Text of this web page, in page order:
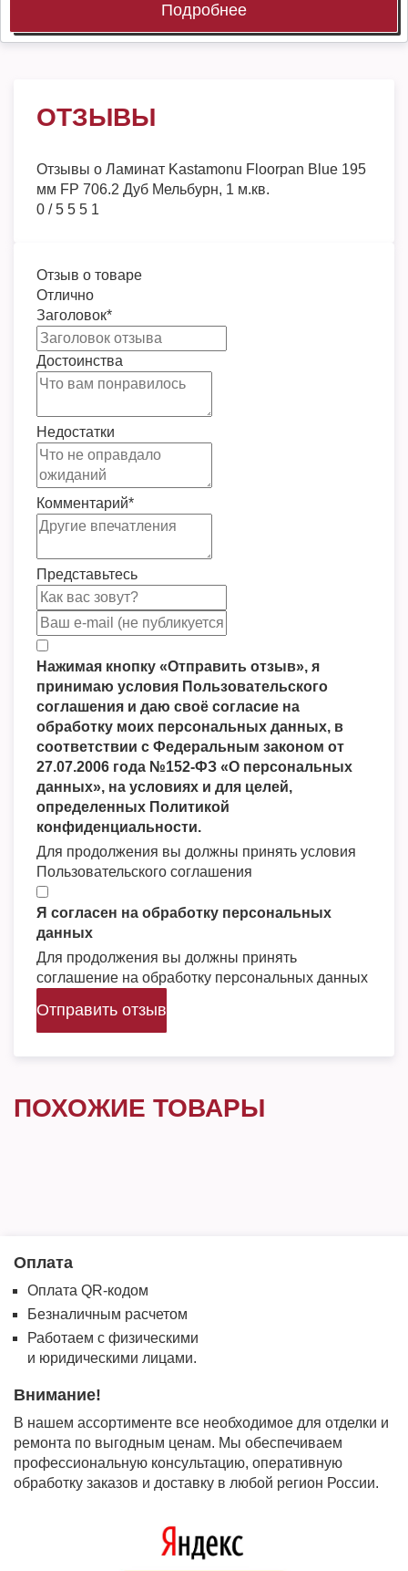
Подробнее
ОТЗЫВЫ
Отзывы о Ламинат Kastamonu Floorpan Blue 195
мм FP 706.2 Дуб Мельбурн, 1 м.кв.
0 /5 5 5 1
Отзыв о товаре
Отлично
Заголовок*
Достоинства
Недостатки
Комментарий*
Представьтесь
Нажимая кнопку «Отправить отзыв», я
принимаю условия Пользовательского
соглашения и даю своё согласие на
обработку моих персональных данных, в
соответствии с Федеральным законом от
27.07.2006 года №152-ФЗ «О персональных
данных», на условиях и для целей,
определенных Политикой
конфиденциальности.
Для продолжения вы должны принять условия
Пользовательского соглашения
Я согласен на обработку персональных
данных
Для продолжения вы должны принять
соглашение на обработку персональных данных
Отправить отзыв
ПОХОЖИЕ ТОВАРЫ
Оплата
Оплата QR-кодом
Безналичным расчетом
Работаем с физическими
и юридическими лицами.
Внимание!
В нашем ассортименте все необходимое для отделки и
ремонта по выгодным ценам. Мы обеспечиваем
профессиональную консультацию, оперативную
обработку заказов и доставку в любой регион России.